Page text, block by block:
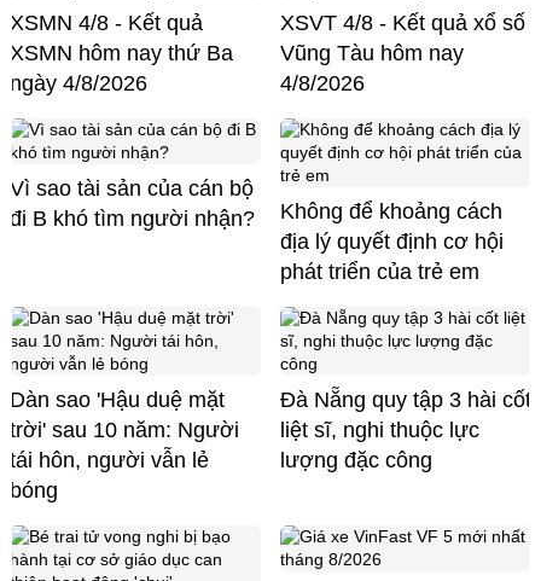
XSMN 4/8 - Kết quả
XSMN hôm nay thứ Ba
ngày 4/8/2026
XSVT 4/8 - Kết quả xổ số
Vũng Tàu hôm nay
4/8/2026
Vì sao tài sản của cán bộ
đi B khó tìm người nhận?
Không để khoảng cách
địa lý quyết định cơ hội
phát triển của trẻ em
Dàn sao 'Hậu duệ mặt
trời' sau 10 năm: Người
tái hôn, người vẫn lẻ
bóng
Đà Nẵng quy tập 3 hài cốt
liệt sĩ, nghi thuộc lực
lượng đặc công